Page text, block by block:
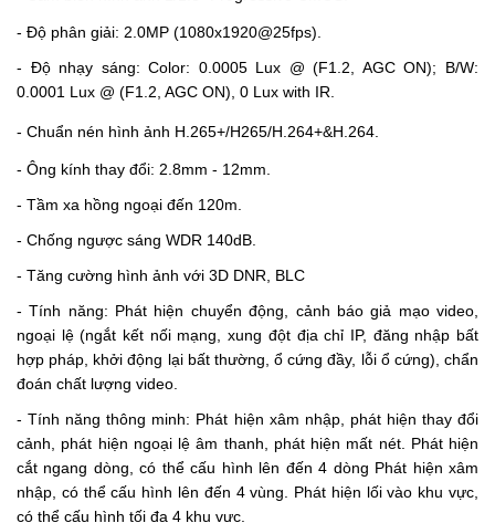
- Độ phân giải: 2.0MP (1080x1920@25fps).
- Độ nhạy sáng: Color: 0.0005 Lux @ (F1.2, AGC ON); B/W:
0.0001 Lux @ (F1.2, AGC ON), 0 Lux with IR.
- Chuẩn nén hình ảnh H.265+/H265/H.264+&H.264.
- Ông kính thay đổi: 2.8mm - 12mm.
- Tầm xa hồng ngoại đến 120m.
- Chống ngược sáng WDR 140dB.
- Tăng cường hình ảnh với 3D DNR, BLC
- Tính năng: Phát hiện chuyển động, cảnh báo giả mạo video,
ngoại lệ (ngắt kết nối mạng, xung đột địa chỉ IP, đăng nhập bất
hợp pháp, khởi động lại bất thường, ổ cứng đầy, lỗi ổ cứng), chẩn
đoán chất lượng video.
- Tính năng thông minh: Phát hiện xâm nhập, phát hiện thay đổi
cảnh, phát hiện ngoại lệ âm thanh, phát hiện mất nét. Phát hiện
cắt ngang dòng, có thể cấu hình lên đến 4 dòng Phát hiện xâm
nhập, có thể cấu hình lên đến 4 vùng. Phát hiện lối vào khu vực,
có thể cấu hình tối đa 4 khu vực.